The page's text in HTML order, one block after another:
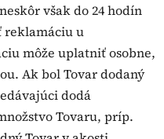
však do 24 hodín
reklamáciu u
môže uplatniť osobne,
Ak bol Tovar dodaný
dodá
Tovaru, príp.